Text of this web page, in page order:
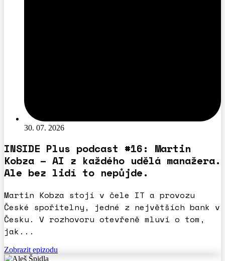
30. 07. 2026
INSIDE Plus podcast #16: Martin
Kobza – AI z každého udělá manažera.
Ale bez lidí to nepůjde.
Martin Kobza stojí v čele IT a provozu
České spořitelny, jedné z největších bank v
Česku. V rozhovoru otevřeně mluví o tom,
jak...
Zobrazit epizodu